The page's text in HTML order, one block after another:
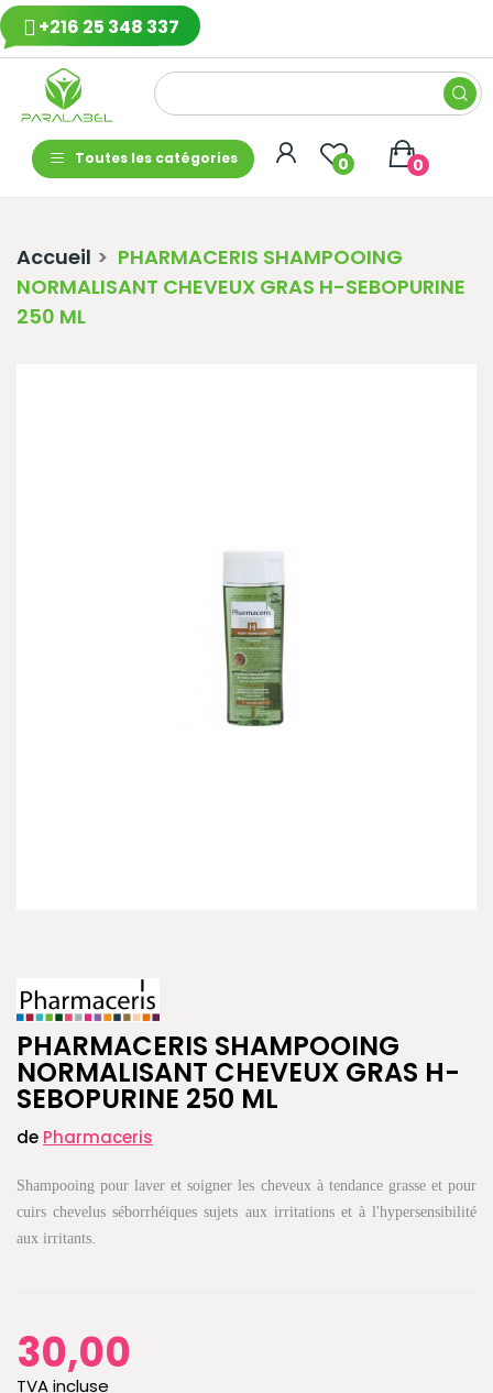
+216 25 348 337
Toutes les catégories 0 0
Accueil
PHARMACERIS SHAMPOOING
NORMALISANT CHEVEUX GRAS H-SEBOPURINE
250 ML
PHARMACERIS SHAMPOOING
NORMALISANT CHEVEUX GRAS H-
SEBOPURINE 250 ML
de Pharmaceris
Shampooing pour laver et soigner les cheveux à tendance grasse et pour
cuirs chevelus séborrhéiques sujets aux irritations et à l'hypersensibilité
aux irritants.
30,00
TVA incluse